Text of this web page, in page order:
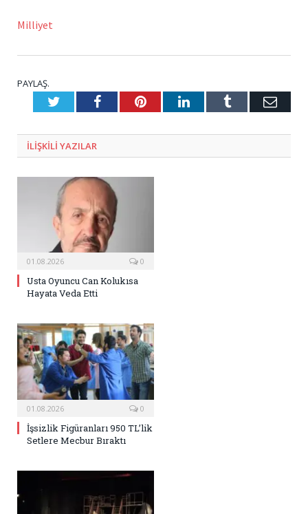
Milliyet
PAYLAŞ.
TwitterFacebookPinterestLinkedInTumblr E-
ILIŞKILI YAZILAR
01.08.2026 0
Usta Oyuncu Can Kolukısa
Hayata Veda Etti
01.08.2026 0
İşsizlik Figüranları 950 TL’lik
Setlere Mecbur Bıraktı